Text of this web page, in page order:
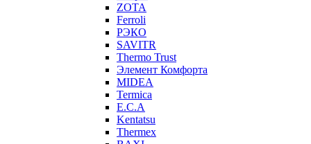
ZOTA
Ferroli
РЭКО
SAVITR
Thermo Trust
Элемент Комфорта
MIDEA
Termica
E.C.A
Kentatsu
Thermex